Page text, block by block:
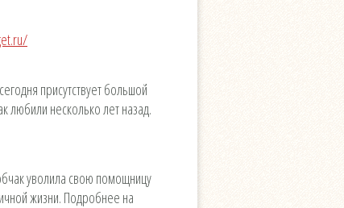
присутствует большой
несколько лет назад.
уволила свою помощницу
жизни. Подробнее на